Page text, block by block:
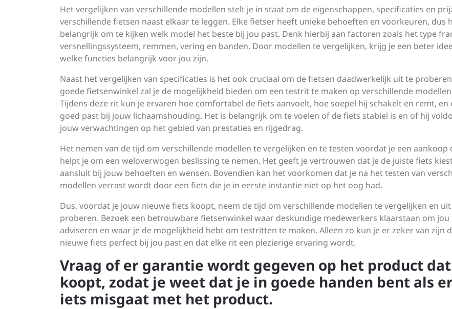
Het vergelijken van verschillende modellen stelt je in staat om de eigenschappen, specificaties en
verschillende fietsen naast elkaar te leggen. Elke fietser heeft unieke behoeften en voorkeuren, dus
belangrijk om te kijken welk model het beste bij jou past. Denk hierbij aan factoren zoals het type
versnellingssysteem, remmen, vering en banden. Door modellen te vergelijken, krijg je een beter
welke functies belangrijk voor jou zijn.
Naast het vergelijken van specificaties is het ook cruciaal om de fietsen daadwerkelijk uit te
goede fietsenwinkel zal je de mogelijkheid bieden om een testrit te maken op verschillende
Tijdens deze rit kun je ervaren hoe comfortabel de fiets aanvoelt, hoe soepel hij schakelt en remt, en
goed past bij jouw lichaamshouding. Het is belangrijk om te voelen of de fiets stabiel is en of hij
jouw verwachtingen op het gebied van prestaties en rijgedrag.
Het nemen van de tijd om verschillende modellen te vergelijken en te testen voordat je een aankoop
helpt je om een weloverwogen beslissing te nemen. Het geeft je vertrouwen dat je de juiste fiets
aansluit bij jouw behoeften en wensen. Bovendien kan het voorkomen dat je na het testen van
modellen verrast wordt door een fiets die je in eerste instantie niet op het oog had.
Dus, voordat je jouw nieuwe fiets koopt, neem de tijd om verschillende modellen te vergelijken en
proberen. Bezoek een betrouwbare fietsenwinkel waar deskundige medewerkers klaarstaan om jou
adviseren en waar je de mogelijkheid hebt om testritten te maken. Alleen zo kun je er zeker van zijn
nieuwe fiets perfect bij jou past en dat elke rit een plezierige ervaring wordt.
Vraag of er garantie wordt gegeven op het product
koopt, zodat je weet dat je in goede handen bent als er
iets misgaat met het product.